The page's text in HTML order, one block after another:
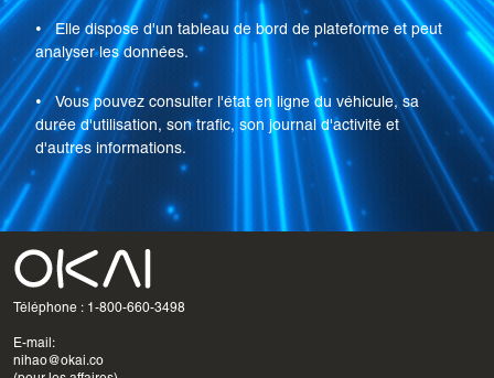
•
Elle dispose d'un tableau de bord de plateforme et peut
analyser les données.
•
Vous pouvez consulter l'état en ligne du véhicule, sa
durée d'utilisation, son trafic, son journal d'activité et
d'autres informations.
Téléphone : 1-800-660-3498
E-mail:
nihao@okai.co